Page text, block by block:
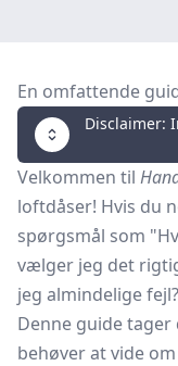
En omfattende
Disclaimer:
Velkommen til
loftdåser! Hvis du
spørgsmål som
vælger jeg det
jeg almindelige
Denne guide tager
behøver at vide om